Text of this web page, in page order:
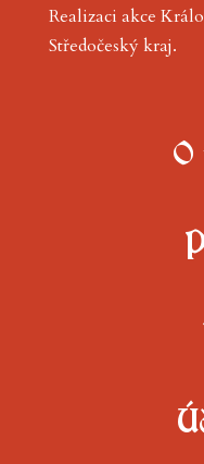
Realizaci akce
Středočeský kraj.
O